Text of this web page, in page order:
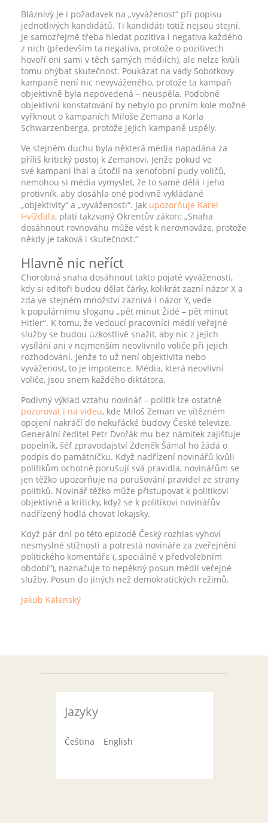
Bláznivý je i požadavek na „vyváženost“ při popisu
jednotlivých kandidátů. Ti kandidáti totiž nejsou stejní.
Je samozřejmě třeba hledat pozitiva i negativa každého
z nich (především ta negativa, protože o pozitivech
hovoří oni sami v těch samých médiích), ale nelze kvůli
tomu ohýbat skutečnost. Poukázat na vady Sobotkovy
kampaně není nic nevyváženého, protože ta kampaň
objektivně byla nepovedená – neuspěla. Podobné
objektivní konstatování by nebylo po prvním kole možné
vyřknout o kampaních Miloše Zemana a Karla
Schwarzenberga, protože jejich kampaně uspěly.
Ve stejném duchu byla některá média napadána za
příliš kritický postoj k Zemanovi. Jenže pokud ve
své kampani lhal a útočil na xenofobní pudy voličů,
nemohou si média vymyslet, že to samé dělá i jeho
protivník, aby dosáhla oné podivně vykládané
„objektivity“ a „vyváženosti“. Jak upozorňuje Karel
Hvížďala, platí takzvaný Okrentův zákon: „Snaha
dosáhnout rovnováhu může vést k nerovnováze, protože
někdy je taková i skutečnost.“
Hlavně nic neříct
Chorobná snaha dosáhnout takto pojaté vyváženosti,
kdy si editoři budou dělat čárky, kolikrát zazní názor X a
zda ve stejném množství zaznívá i názor Y, vede
k populárnímu sloganu „pět minut Židé – pět minut
Hitler“. K tomu, že vedoucí pracovníci médií veřejné
služby se budou úzkostlivě snažit, aby nic z jejich
vysílání ani v nejmenším neovlivnilo voliče při jejich
rozhodování. Jenže to už není objektivita nebo
vyváženost, to je impotence. Média, která neovlivní
voliče, jsou snem každého diktátora.
Podivný výklad vztahu novinář – politik lze ostatně
pozorovat i na videu, kde Miloš Zeman ve vítězném
opojení nakráčí do nekuřácké budovy České televize.
Generální ředitel Petr Dvořák mu bez námitek zajišťuje
popelník, šéf zpravodajství Zdeněk Šámal ho žádá o
podpis do památníčku. Když nadřízení novinářů kvůli
politikům ochotně porušují svá pravidla, novinářům se
jen těžko upozorňuje na porušování pravidel ze strany
politiků. Novinář těžko může přistupovat k politikovi
objektivně a kriticky, když se k politikovi novinářův
nadřízený hodlá chovat lokajsky.
Když pár dní po této epizodě Český rozhlas vyhoví
nesmyslné stížnosti a potrestá novináře za zveřejnění
politického komentáře („speciálně v předvolebním
období“), naznačuje to nepěkný posun médií veřejné
služby. Posun do jiných než demokratických režimů.
Jakub Kalenský
Jazyky
Čeština English